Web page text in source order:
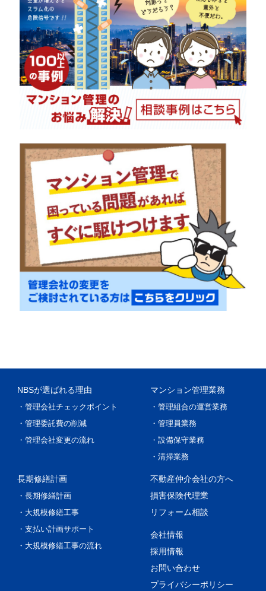
NBSが選ばれる理由
・管理会社チェックポイント
・管理委託費の削減
・管理会社変更の流れ
マンション管理業務
・管理組合の運営業務
・管理員業務
・設備保守業務
・清掃業務
長期修繕計画
・長期修繕計画
・大規模修繕工事
・支払い計画サポート
・大規模修繕工事の流れ
不動産仲介会社の方へ
損害保険代理業
リフォーム相談
会社情報
採用情報
お問い合わせ
プライバシーポリシー